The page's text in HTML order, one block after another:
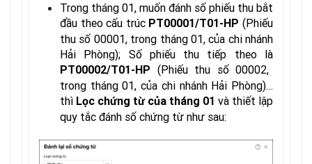
Trong tháng 01, muốn đánh số phiếu thu bắt
đầu theo cấu trúcPT00001/T01-HP (Phiếu
thu số 00001, trong tháng 01, của chi nhánh
Hải Phòng); Số phiếu thu tiếp theo là
PT00002/T01-HP (Phiếu thu số 00002,
trong tháng 01, của chi nhánh Hải Phòng)…
thì Lọc chứng từ của tháng 01 và thiết lập
quy tắc đánh số chứng từ như sau: